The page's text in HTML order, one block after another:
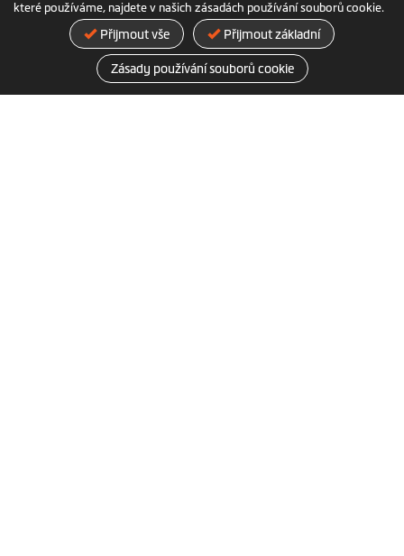
které používáme, najdete v našich zásadách používání souborů cookie.
Přijmout vše Přijmout základní
Zásady používání souborů cookie